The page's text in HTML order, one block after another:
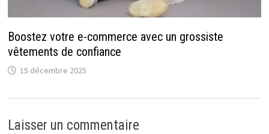
Boostez votre e-commerce avec un grossiste
vêtements de confiance
15 décembre 2025
Laisser un commentaire